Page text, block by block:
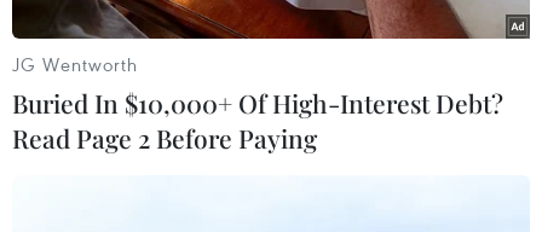
JG Wentworth
Buried In $10,000+ Of High-Interest Debt?
Read Page 2 Before Paying